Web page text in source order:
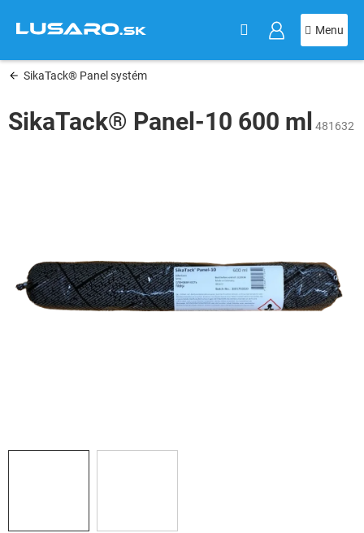
obsah
SikaTack® Panel systém
SikaTack® Panel-10 600 ml 481632